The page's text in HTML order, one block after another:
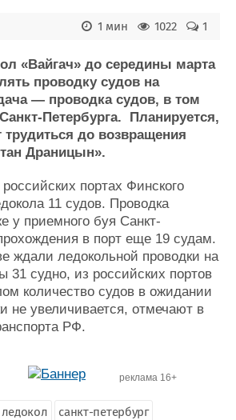
Доска объявлений
Продажа флота
Оборудование
Изделия
Материалы
Услуги
Флот
Галерея флота
Форум
Отзывы
Все службы
1
1022
1 мин
«Вайгач» до середины марта
проводку судов на
— проводка судов, в том
Петербурга. Планируется,
трудиться до возвращения
Драницын».
портах Финского
11 судов. Проводка
у приемного буя Санкт-
в порт еще 19 судам.
ждали ледокольной проводки на
31 судно, из российских портов
количество судов в ожидании
не увеличивается, отмечают в
РФ.
реклама 16+
ледокол
санкт-петербург